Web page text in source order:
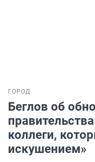
ГОРОД
Беглов об
коллеги,
искушением»